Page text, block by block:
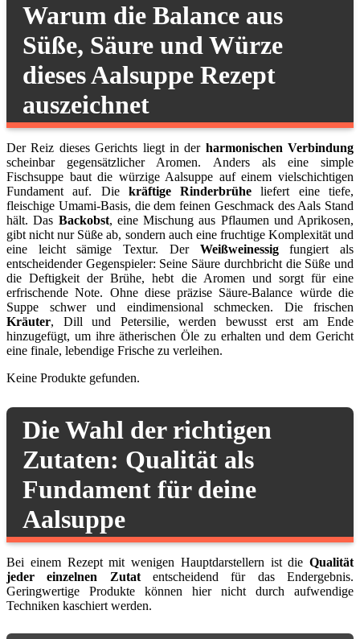
Warum die Balance aus
Süße, Säure und Würze
dieses Aalsuppe Rezept
auszeichnet
Der Reiz dieses Gerichts liegt in der harmonischen Verbindung
scheinbar gegensätzlicher Aromen. Anders als eine simple
Fischsuppe baut die würzige Aalsuppe auf einem vielschichtigen
Fundament auf. Die kräftige Rinderbrühe liefert eine tiefe,
fleischige Umami-Basis, die dem feinen Geschmack des Aals Stand
hält. Das Backobst, eine Mischung aus Pflaumen und Aprikosen,
gibt nicht nur Süße ab, sondern auch eine fruchtige Komplexität und
eine leicht sämige Textur. Der Weißweinessigfungiert als
entscheidender Gegenspieler: Seine Säure durchbricht die Süße und
die Deftigkeit der Brühe, hebt die Aromen und sorgt für eine
erfrischende Note. Ohne diese präzise Säure-Balance würde die
Suppe schwer und eindimensional schmecken. Die frischen
Kräuter, Dill und Petersilie, werden bewusst erst am Ende
hinzugefügt, um ihre ätherischen Öle zu erhalten und dem Gericht
eine finale, lebendige Frische zu verleihen.
Keine Produkte gefunden.
Die Wahl der richtigen
Zutaten: Qualität als
Fundament für deine
Aalsuppe
Bei einem Rezept mit wenigen Hauptdarstellern ist die Qualität
jeder einzelnen Zutatentscheidend für das Endergebnis.
Geringwertige Produkte können hier nicht durch aufwendige
Techniken kaschiert werden.